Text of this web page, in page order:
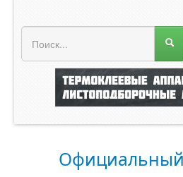
Официальный